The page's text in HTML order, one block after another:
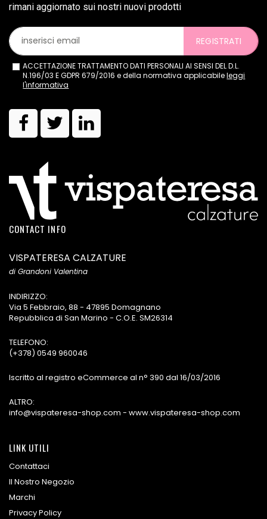
rimani aggiornato sui nostri nuovi prodotti
REGISTRATI
ACCETTAZIONE TRATTAMENTO DATI PERSONALI AI SENSI DEL D.L.
N.196/03 E GDPR 679/2016 e della normativa applicabileleggi
l'informativa
CONTACT INFO
VISPATERESA CALZATURE
di Grandoni Valentina
INDIRIZZO:
Via 5 Febbraio, 88 - 47895 Domagnano
Repubblica di San Marino - C.O.E. SM26314
TELEFONO:
(+378) 0549 960046
Iscritto al registro eCommerce al n° 390 dal 16/03/2016
ALTRO:
info@vispateresa-shop.com - www.vispateresa-shop.com
LINK UTILI
Contattaci
Il Nostro Negozio
Marchi
Privacy Policy